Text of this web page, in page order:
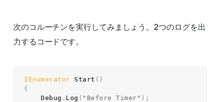
次のコルーチンを実行してみましょう。2つのログを出
力するコードです。
IEnumerator Start ( )
{
    Debug
. Log ( "Before Timer" ) ;